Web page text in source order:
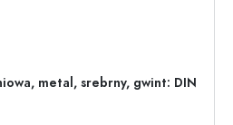
metal, srebrny, gwint: DIN